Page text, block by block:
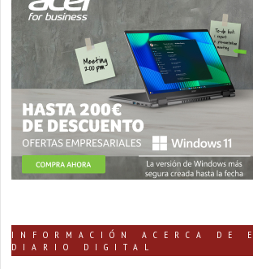
INFORMACIÓN ACERCA DE
DIARIO DIGITAL